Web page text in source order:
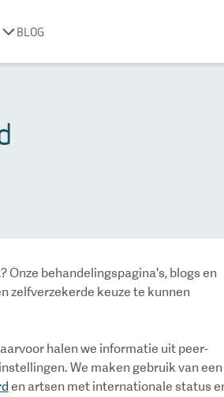
BLOG
behandelingspagina's, blogs en
zelfverzekerde keuze te kunnen
halen we informatie uit peer-
We maken gebruik van een
en artsen met internationale status